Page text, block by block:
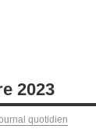
2023
quotidien